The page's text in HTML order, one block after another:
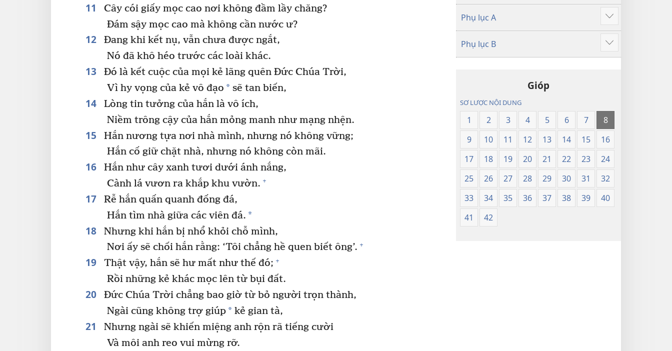
11
Cây cói giấy mọc cao nơi không đầm lầy chăng?
Đám sậy mọc cao mà không cần nước ư?
12
Đang khi kết nụ, vẫn chưa được ngắt,
Nó đã khô héo trước các loài khác.
13
Đó là kết cuộc của mọi kẻ lãng quên Đức Chúa Trời,
Vì hy vọng của kẻ vô đạo * sẽ tan biến,
14
Lòng tin tưởng của hắn là vô ích,
Niềm trông cậy của hắn mỏng manh như mạng nhện.
15
Hắn nương tựa nơi nhà mình, nhưng nó không vững;
Hắn cố giữ chặt nhà, nhưng nó không còn mãi.
16
Hắn như cây xanh tươi dưới ánh nắng,
Cành lá vươn ra khắp khu vườn. +
17
Rễ hắn quấn quanh đống đá,
Hắn tìm nhà giữa các viên đá. *
18
Nhưng khi hắn bị nhổ khỏi chỗ mình,
Nơi ấy sẽ chối hắn rằng: ‘Tôi chẳng hề quen biết ông’. +
19 Thật vậy, hắn sẽ hư mất như thế đó; +
Rồi những kẻ khác mọc lên từ bụi đất.
20
Đức Chúa Trời chẳng bao giờ từ bỏ người trọn thành,
Ngài cũng không trợ giúp* kẻ gian tà,
21
Nhưng ngài sẽ khiến miệng anh rộn rã tiếng cười
Và môi anh reo vui mừng rỡ.
Phụ lục A
Hiển
thị
thêm
Phụ lục B
Hiển
thị
Gióp
SƠ LƯỢC NỘI DUNG
1 2 3 4 5 6 7
8
9
10 11 12 13 14 15
16
17
18 19 20 21 22 23
24
25
26 27 28 29 30 31
32
33
34 35 36 37 38 39
40
41
42